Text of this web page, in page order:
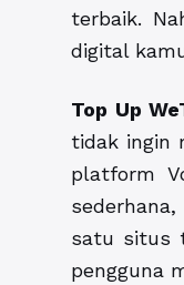
terbaik.
digital
Top Up
tidak ingin
platform
satu situs
pengguna